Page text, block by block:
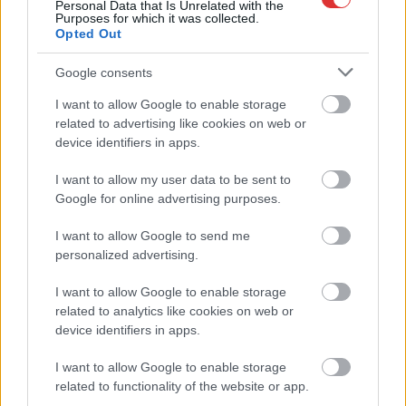
Personal Data that Is Unrelated with the
Purposes for which it was collected.
Opted Out
Google consents
I want to allow Google to enable storage
related to advertising like cookies on web or
device identifiers in apps.
I want to allow my user data to be sent to
Google for online advertising purposes.
I want to allow Google to send me
personalized advertising.
I want to allow Google to enable storage
related to analytics like cookies on web or
device identifiers in apps.
I want to allow Google to enable storage
related to functionality of the website or app.
Adja meg keresztnevét:
meg e-mail címét:
Megismertem és elfogadom a GDPR-szabályzatot
Nem szeretne lemaradni semmiről? Csak egy kattintás, és hírlevelünk a
postaládájába érkezik!